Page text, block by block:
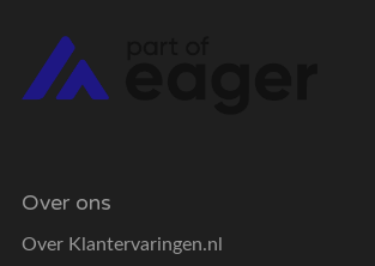
Over ons
Over Klantervaringen.nl